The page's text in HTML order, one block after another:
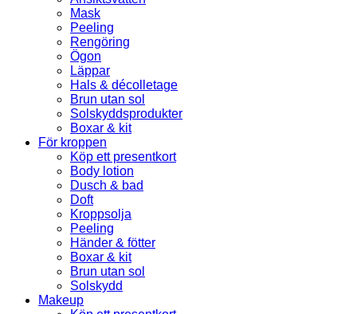
Mask
Peeling
Rengöring
Ögon
Läppar
Hals & décolletage
Brun utan sol
Solskyddsprodukter
Boxar & kit
För kroppen
Köp ett presentkort
Body lotion
Dusch & bad
Doft
Kroppsolja
Peeling
Händer & fötter
Boxar & kit
Brun utan sol
Solskydd
Makeup